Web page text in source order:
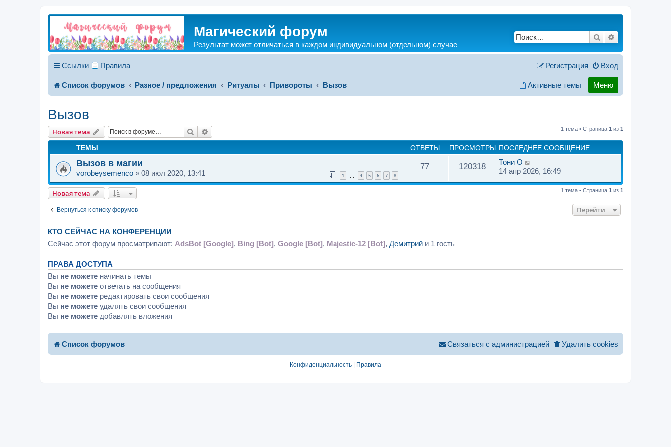
Магический форум
Результат может отличаться в каждом индивидуальном (отдельном) случае
Поиск
Ссылки Правила Вход
Регистрация
Список форумов Разное / предложения Ритуалы Привороты Вызов Активные темы Меню
Вызов
Новая тема Поиск 1 тема • Страница 1 из 1
ТЕМЫ ОТВЕТЫ ПРОСМОТРЫ ПОСЛЕДНЕЕ СООБЩЕНИЕ
Вызов в магии
vorobeysemenco » 08 июл 2020, 13:41 1 4 5 6 7 8
77 120318
Тони O
14 апр 2026, 16:49
Новая тема 1 тема • Страница 1 из 1
Вернуться к списку форумов Перейти
КТО СЕЙЧАС НА КОНФЕРЕНЦИИ
Сейчас этот форум просматривают: AdsBot [Google], Bing [Bot], Google [Bot], Majestic-12 [Bot], Демитрий и 1 гость
ПРАВА ДОСТУПА
Вы не можете начинать темы
Вы не можете отвечать на сообщения
Вы не можете редактировать свои сообщения
Вы не можете удалять свои сообщения
Вы не можете добавлять вложения
Список форумов Удалить cookies
Связаться с администрацией
Конфиденциальность Правила